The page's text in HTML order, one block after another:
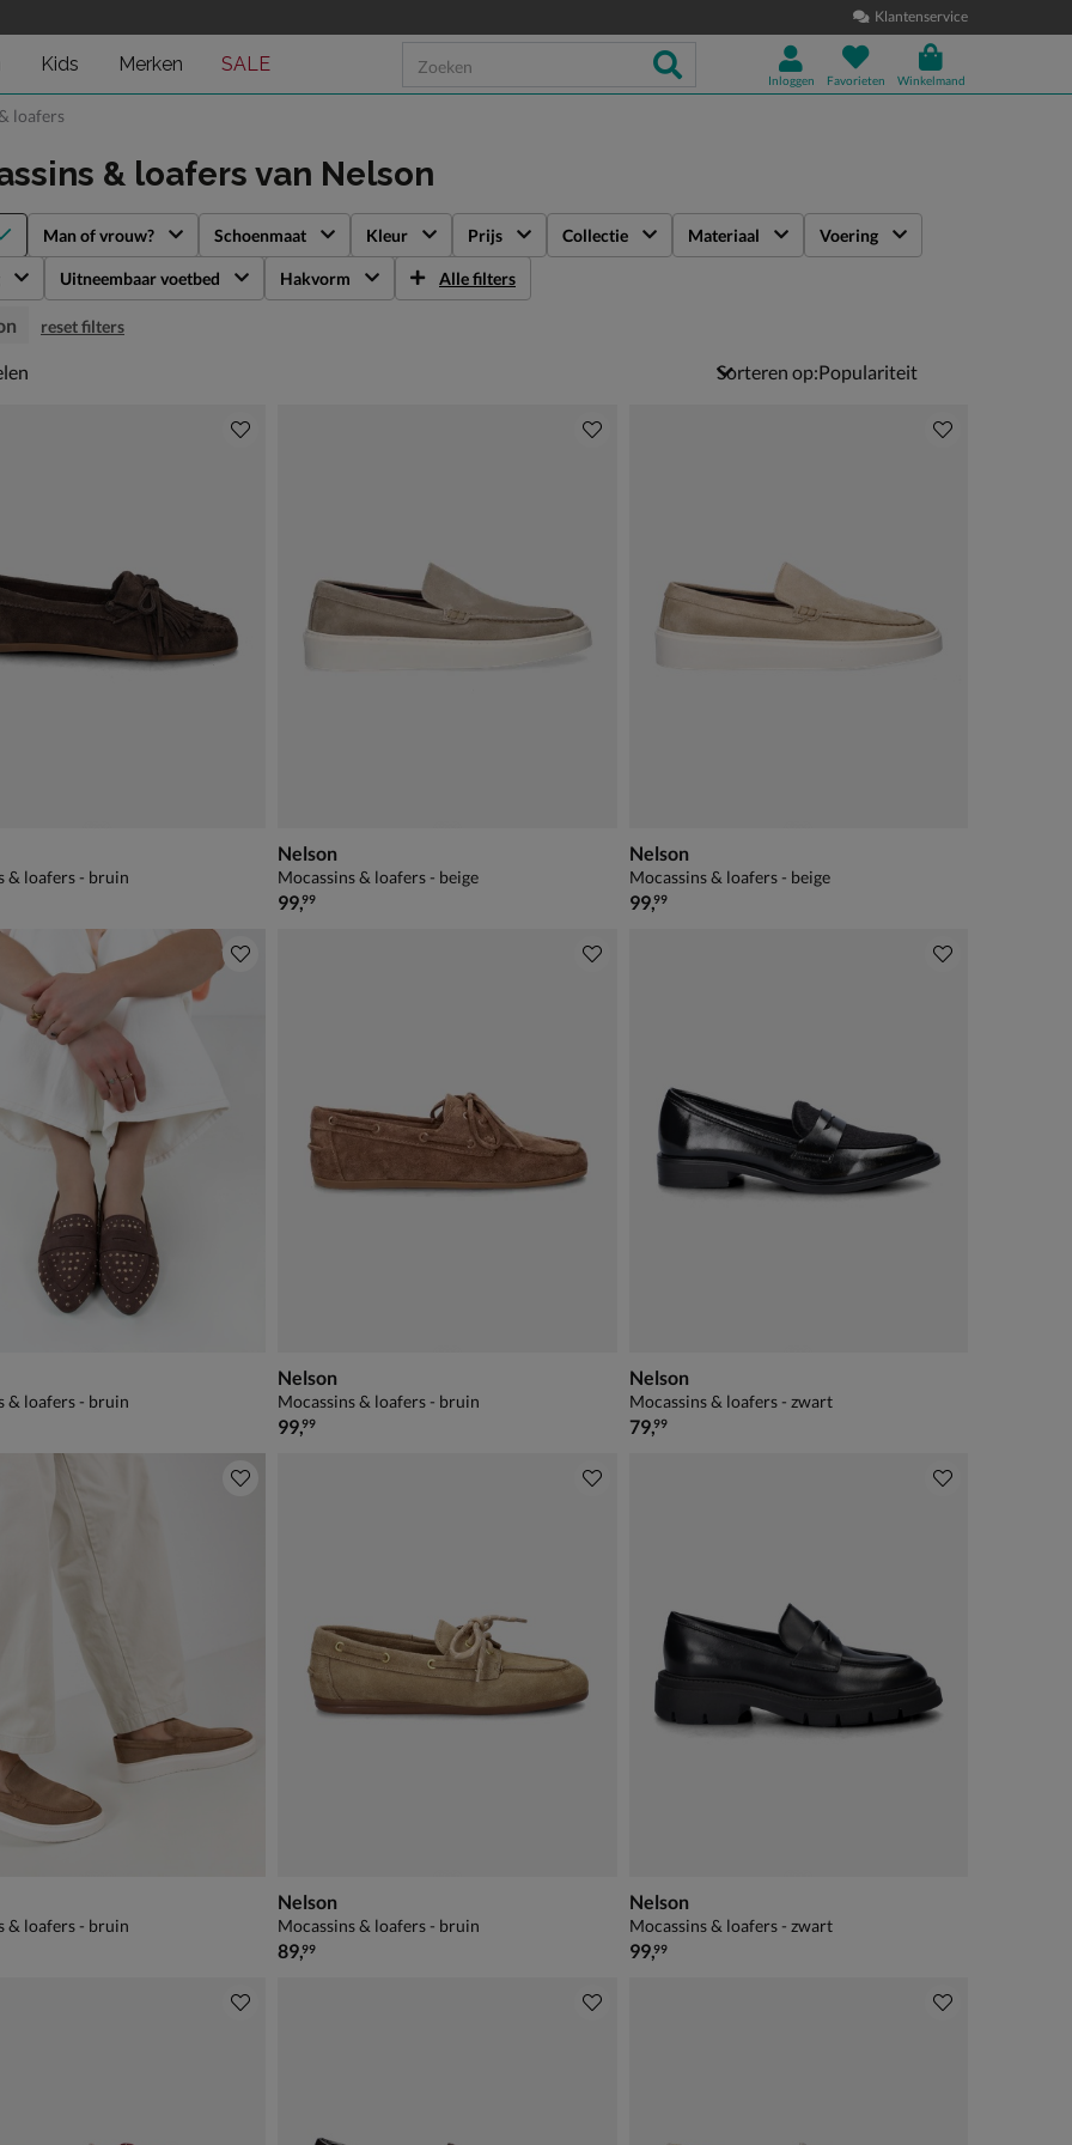
Klantenservice
Kids Merken SALE
Inloggen Favorieten Winkelmand
loafers
& loafers van Nelson
Man of vrouw? Schoenmaat Kleur Prijs Collectie Materiaal Voering
Uitneembaar voetbed Hakvorm Alle filters
reset filters
Sorteren op:
& loafers - bruin
Nelson
Mocassins & loafers - beige
€ 99,99
99,99
Nelson
Mocassins & loafers - beige
€ 99,99
99,99
& loafers - bruin
Nelson
Mocassins & loafers - bruin
€ 99,99
99,99
Nelson
Mocassins & loafers - zwart
€ 79,99
79,99
& loafers - bruin
Nelson
Mocassins & loafers - bruin
€ 89,99
89,99
Nelson
Mocassins & loafers - zwart
€ 99,99
99,99